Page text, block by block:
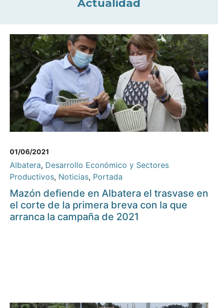
Actualidad
01/06/2021
Albatera, Desarrollo Económico y Sectores
Productivos, Noticias, Portada
Mazón defiende en Albatera el trasvase en
el corte de la primera breva con la que
arranca la campaña de 2021